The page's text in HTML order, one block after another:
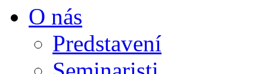
O nás
Predstavení